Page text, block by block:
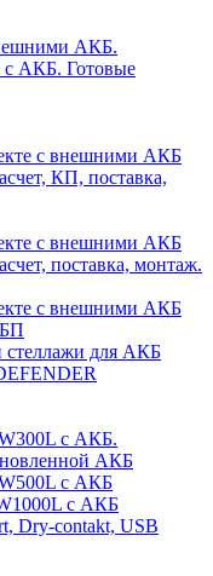
АКБ.
с АКБ. Готовые
с внешними АКБ
КП, поставка,
с внешними АКБ
поставка, монтаж.
с внешними АКБ
для АКБ
с АКБ.
АКБ
с АКБ
с АКБ
Dry-contakt, USB